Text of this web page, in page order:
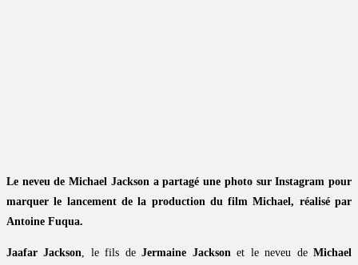
Le neveu de Michael Jackson a partagé une photo sur Instagram pour
marquer le lancement de la production du film Michael, réalisé par
Antoine Fuqua.
Jaafar Jackson, le fils deJermaine Jacksonet le neveu deMichael